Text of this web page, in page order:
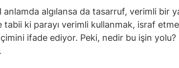
algılansa da tasarruf, verimli bir
tabii ki parayı verimli kullanmak, israf
ifade ediyor. Peki, nedir bu işin yolu?